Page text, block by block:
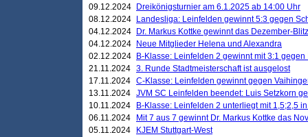
09.12.2024
Dreikönigsturnier am 6.1.2025 ab 14:00 Uhr
08.12.2024
Landesliga: Leinfelden gewinnt 5:3 gegen
04.12.2024
Dr. Markus Kottke gewinnt das Dezember-
04.12.2024
Neue Mitglieder Helena und Alexandra
02.12.2024
B-Klasse: Leinfelden 2 gewinnt mit 3:1
21.11.2024 3. Runde Stadtmeisterschaft ist ausgelost
17.11.2024 C-Klasse: Leinfelden gewinnt gegen
13.11.2024 JVM SC Leinfelden beendet: Luis Setzkorn
10.11.2024
B-Klasse: Leinfelden 2 unterliegt mit 1,5;2,5
06.11.2024
Mit 7 aus 7 gewinnt Dr. Markus Kottke das
05.11.2024
KJEM Stuttgart-West